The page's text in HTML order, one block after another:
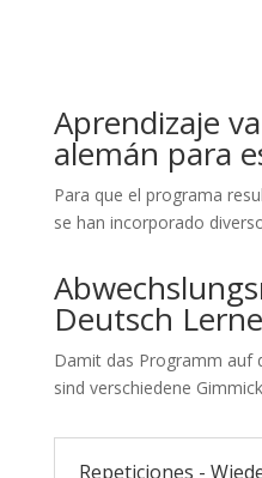
Aprendizaje
alemán para
Para que el programa
se han incorporado
Deutsch
Damit das Programm auf
sind verschiedene
Repeticiones -